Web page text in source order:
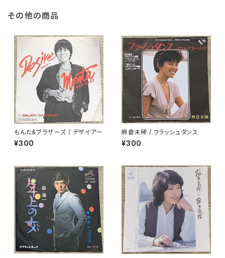
その他の商品
もんた&ブラザーズ / デザイアー
¥300
麻倉未稀 / フラッシュダンス
¥300